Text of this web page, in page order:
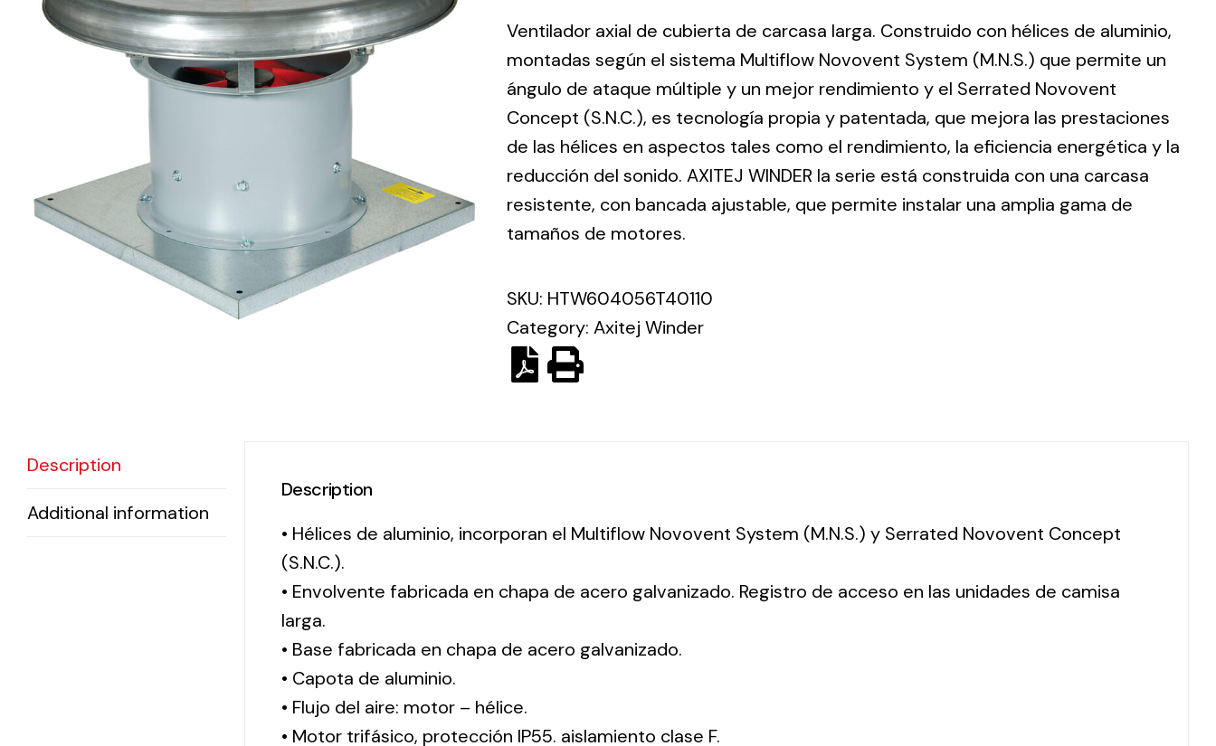
eléctrico.
Electrical
Equipment
Complete
solutions in
Ventilation
The
incorporation of
Novovent into
meant a greater
offer of
products for
Solar lighting
solutions for all
kinds of needs.
Ventilador axial de cubierta de carcasa larga. Construido con hélices de aluminio,
montadas según el sistema Multiflow Novovent System (M.N.S.) que permite un
ángulo de ataque múltiple y un mejor rendimiento y el Serrated Novovent
Concept (S.N.C.), es tecnología propia y patentada, que mejora las prestaciones
de las hélices en aspectos tales como el rendimiento, la eficiencia energética y la
reducción del sonido. AXITEJ WINDER la serie está construida con una carcasa
resistente, con bancada ajustable, que permite instalar una amplia gama de
tamaños de motores.
SKU: HTW604056T40110
Category: Axitej Winder
Description
Additional information
Description
• Hélices de aluminio, incorporan el Multiflow Novovent System (M.N.S.) y Serrated Novovent Concept
(S.N.C.).
• Envolvente fabricada en chapa de acero galvanizado. Registro de acceso en las unidades de camisa
larga.
• Base fabricada en chapa de acero galvanizado.
• Capota de aluminio.
• Flujo del aire: motor – hélice.
• Motor trifásico, protección IP55. aislamiento clase F.